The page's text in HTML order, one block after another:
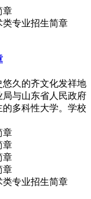
类专业招生简章
悠久的齐文化发祥地
与山东省人民政府
多科性大学。学校
类专业招生简章